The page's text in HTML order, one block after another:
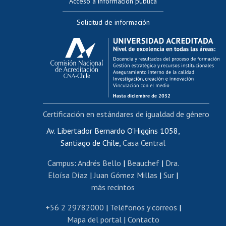
Evaluación docente
Calificación académica
Postulación al AUCAI
Funcionarias/os
Cursos internos de capacitación
Bienestar del personal
Portal de movilidad interna
Certificado de renta
Certificado de renta honorarios
Editar páginas blancas
Extranjeras/os
Revalidación y reconocimiento de títulos
Postulación al Programa de Movilidad Estudiantil
Solicitud de información
Av. Libertador Bernardo O'Higgins 1058,
Santiago de Chile, Casa Central
Campus: Andrés Bello | Beauchef| Dra.
Eloísa Díaz | Juan Gómez Millas | Sur |
más recintos
+56 2 29782000 | Teléfonos y correos |
Mapa del portal| Contacto
Certificación en estándares de igualdad de género